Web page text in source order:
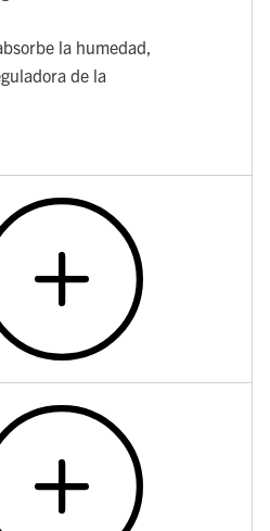
la humedad,
de la